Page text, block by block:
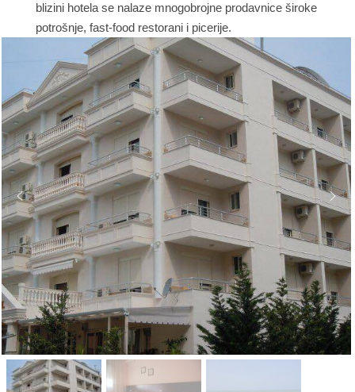
blizini hotela se nalaze mnogobrojne prodavnice široke
potrošnje, fast-food restorani i picerije.